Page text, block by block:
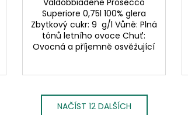
Valdobbiadene Prosecco
Superiore 0,75l 100% glera
Zbytkový cukr: 9 g/l Vůně: Plná
tónů letního ovoce Chuť:
Ovocná a příjemně osvěžující
NAČÍST 12 DALŠÍCH